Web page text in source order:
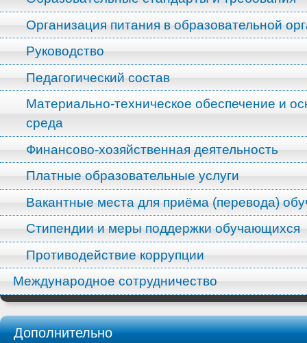
Организация питания в образовательной
Руководство
Педагогический состав
Материально-техническое обеспечение и
среда
Финансово-хозяйственная деятельность
Платные образовательные услуги
Вакантные места для приёма (перевода)
Стипендии и меры поддержки обучающихся
Противодействие коррупции
Международное сотрудничество
Дополнительно